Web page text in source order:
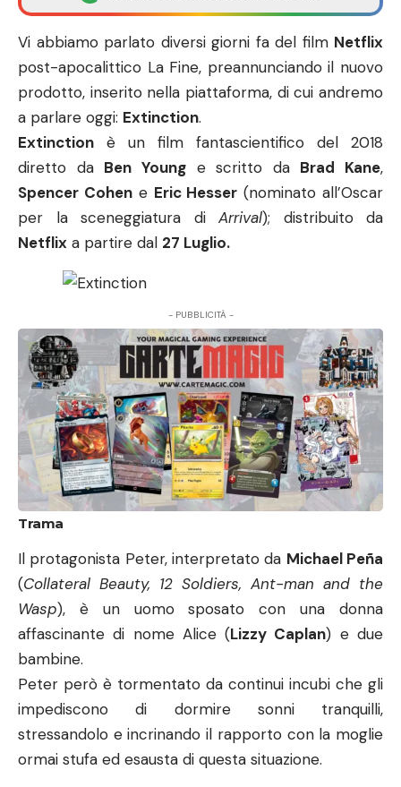
Vi abbiamo parlato diversi giorni fa del film Netflix
post-apocalittico La Fine, preannunciando il nuovo
prodotto, inserito nella piattaforma, di cui andremo
a parlare oggi: Extinction.
Extinction è un film fantascientifico del 2018
diretto da Ben Younge scritto da Brad Kane,
Spencer Cohene Eric Hesser (nominato all’Oscar
per la sceneggiatura di Arrival); distribuito da
Netflix a partire dal 27 Luglio.
- PUBBLICITÀ -
Trama
Il protagonista Peter, interpretato da Michael Peña
(Collateral Beauty, 12 Soldiers, Ant-man and the
Wasp), è un uomo sposato con una donna
affascinante di nome Alice (Lizzy Caplan) e due
bambine.
Peter però è tormentato da continui incubi che gli
impediscono di dormire sonni tranquilli,
stressandolo e incrinando il rapporto con la moglie
ormai stufa ed esausta di questa situazione.